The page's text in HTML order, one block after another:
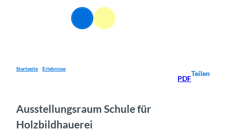
Suche Menü
Startseite Erlebnisse
PDF
Teilen
Ausstellungsraum Schule für
Holzbildhauerei